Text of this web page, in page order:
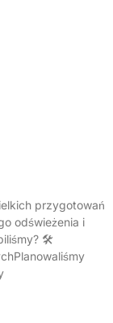
przygotowań
odświeżenia i
🛠